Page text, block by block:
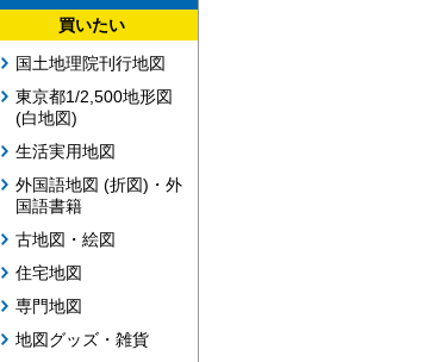
買いたい
国土地理院刊行地図
東京都1/2,500地形図
(白地図)
生活実用地図
外国語地図 (折図)・外
国語書籍
古地図・絵図
住宅地図
専門地図
地図グッズ・雑貨